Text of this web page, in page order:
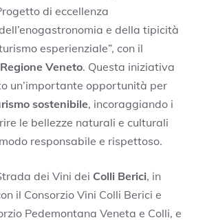
di eccellenza
e della tipicità
esperienziale”, con il
Regione Veneto. Questa iniziativa
un’importante opportunità per
sostenibile, incoraggiando i
le bellezze naturali e culturali
responsabile e rispettoso.
dei Vini dei Colli Berici, in
il Consorzio Vini Colli Berici e
Pedemontana Veneta e Colli, e